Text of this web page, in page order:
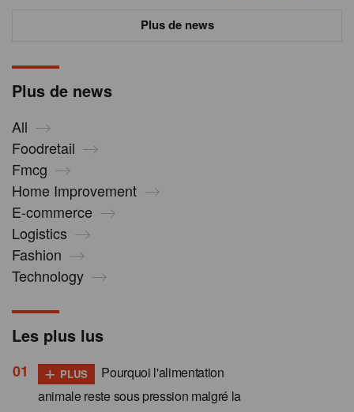
Plus de news
All
Foodretail
Fmcg
Home Improvement
E-commerce
Logistics
Fashion
Technology
Plus de news
Les plus lus
+ PLUS
Pourquoi l'alimentation
animale reste sous pression malgré la